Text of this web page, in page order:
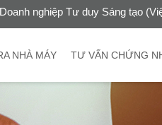
nghiệp Tư duy Sáng tạo
NHÀ MÁY TƯ VẤN CHỨNG